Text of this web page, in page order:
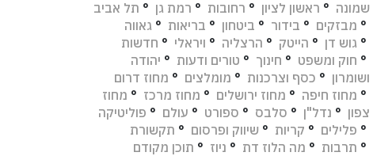
שמונה ° ראשון לציון ° רחובות ° רמת גן ° תל אביב
° מבזקים ° בידור ° ביטחון ° בריאות ° גאווה
° גוש דן ° הייטק ° הרצליה ° ויראלי ° חדשות
° חוק ומשפט ° חינוך ° טורים ודעות ° יהודה
ושומרון ° כסף וצרכנות ° מומלצים ° מחוז דרום
° מחוז חיפה ° מחוז ירושלים ° מחוז מרכז ° מחוז
צפון ° נדל"ן ° סלבס ° ספורט ° עולם ° פוליטיקה
° פלילים ° קריות ° שיווק ופרסום ° תקשורת
° תרבות ° מה הלוז דת ° ניוז ° תוכן מקודם